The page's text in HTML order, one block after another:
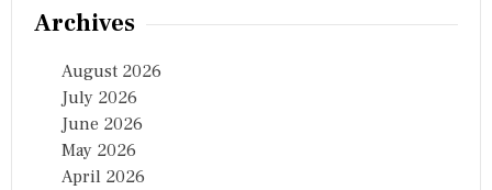
Archives
August 2026
July 2026
June 2026
May 2026
April 2026